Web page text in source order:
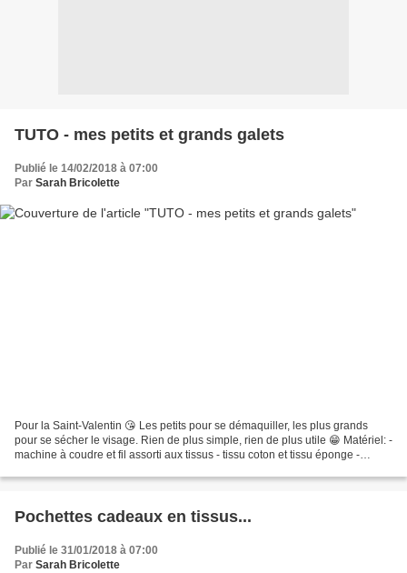
TUTO - mes petits et grands galets
Publié le 14/02/2018 à 07:00
Par Sarah Bricolette
Pour la Saint-Valentin 😘 Les petits pour se démaquiller, les plus grands
pour se sécher le visage. Rien de plus simple, rien de plus utile 😁 Matériel: -
machine à coudre et fil assorti aux tissus - tissu coton et tissu éponge -
Pochettes cadeaux en tissus...
Publié le 31/01/2018 à 07:00
Par Sarah Bricolette